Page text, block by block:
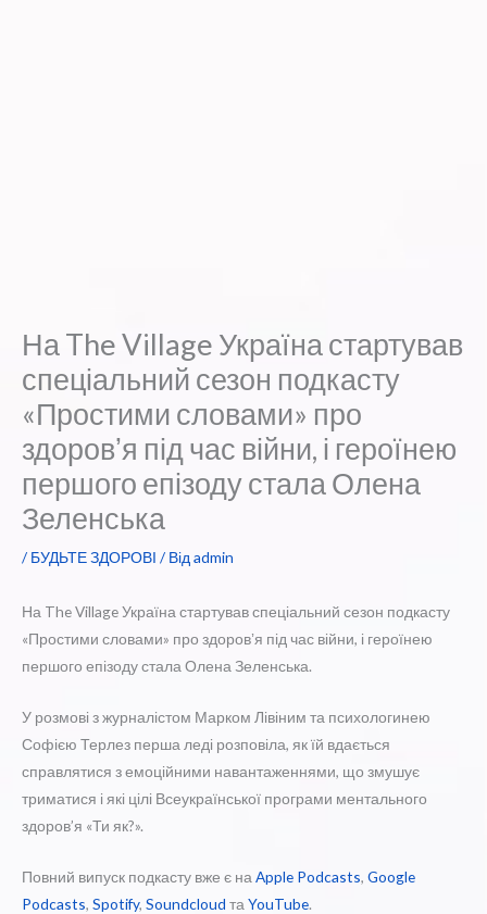
На The Village Україна стартував
спеціальний сезон подкасту
«Простими словами» про
здоровʼя під час війни, і героїнею
першого епізоду стала Олена
Зеленська
/ БУДЬТЕ ЗДОРОВІ / Відadmin
На The Village Україна стартував спеціальний сезон подкасту
«Простими словами» про здоровʼя під час війни, і героїнею
першого епізоду стала Олена Зеленська.
У розмові з журналістом Марком Лівіним та психологинею
Софією Терлез перша леді розповіла, як їй вдається
справлятися з емоційними навантаженнями, що змушує
триматися і які цілі Всеукраїнської програми ментального
здоров’я «Ти як?».
Повний випуск подкасту вже є на Apple Podcasts, Google
Podcasts, Spotify, Soundcloud та YouTube.